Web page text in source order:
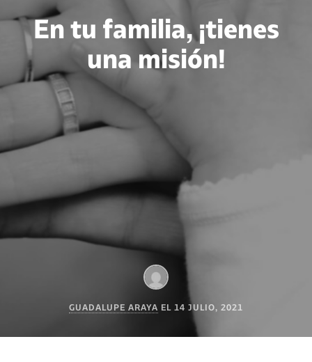
En tu familia, ¡tienes
una misión!
GUADALUPE ARAYA EL 14 JULIO, 2021